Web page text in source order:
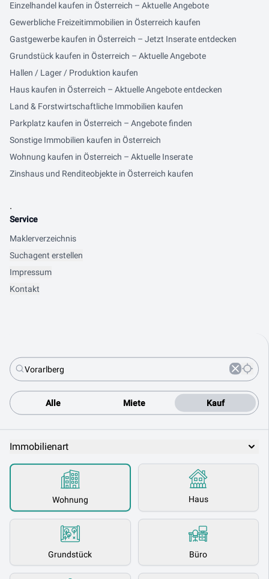
Alle Miete Kauf
Immobilienart
Wohnung Haus
Grundstück Büro
Einzelhandel kaufen in Österreich – Aktuelle Angebote
Gewerbliche Freizeitimmobilien in Österreich kaufen
Gastgewerbe kaufen in Österreich – Jetzt Inserate entdecken
Grundstück kaufen in Österreich – Aktuelle Angebote
Hallen / Lager / Produktion kaufen
Haus kaufen in Österreich – Aktuelle Angebote entdecken
Land & Forstwirtschaftliche Immobilien kaufen
Parkplatz kaufen in Österreich – Angebote finden
Sonstige Immobilien kaufen in Österreich
Wohnung kaufen in Österreich – Aktuelle Inserate
Zinshaus und Renditeobjekte in Österreich kaufen
.
Service
Maklerverzeichnis
Suchagent erstellen
Impressum
Kontakt